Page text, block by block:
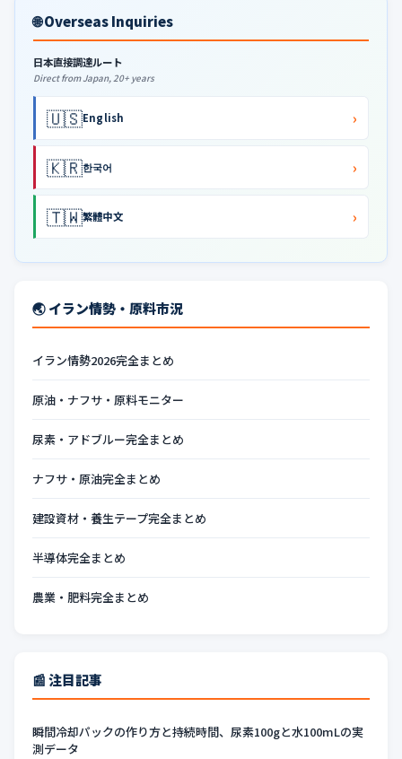
🌐 Overseas Inquiries
日本直接調達ルート
Direct from Japan, 20+ years
🇺🇸English ›
🇰🇷한국어 ›
🇹🇼繁體中文 ›
🌏 イラン情勢・原料市況
イラン情勢2026完全まとめ
原油・ナフサ・原料モニター
尿素・アドブルー完全まとめ
ナフサ・原油完全まとめ
建設資材・養生テープ完全まとめ
半導体完全まとめ
農業・肥料完全まとめ
📰 注目記事
瞬間冷却パックの作り方と持続時間、尿素100gと水100mLの実
測データ